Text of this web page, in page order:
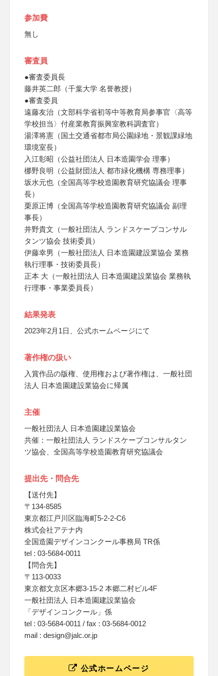
参加費
無し
審査員
●審査委員長
藤井英二郎（千葉大学 名誉教授）
●審査委員
遠藤友治（文部科学省初等中等教育局参事官〈高等
学校担当〉付産業教育振興室教科調査官）
湯澤将憲（国土交通省都市局公園緑地・景観課緑地
環境室長）
入江彰昭（公益社団法人 日本造園学会 理事）
梛野良明（公益財団法人 都市緑化機構 専務理事）
坂水元也（全国高等学校造園教育研究協議会 理事
長）
栗原正博（全国高等学校造園教育研究協議会 副理
事長）
井野貴文（一般社団法人 ランドスケープコンサル
タンツ協会 技術委員）
伊藤幸男（一般社団法人 日本造園建設業協会 業務
執行理事・技術委員長）
正本 大（一般社団法人 日本造園建設業協会 業務執
行理事・事業委員長）
結果発表
2023年2月1日、公式ホームページにて
著作権の扱い
入賞作品の版権、使用権および著作権は、一般社団
法人 日本造園建設業協会に帰属
主催
一般社団法人 日本造園建設業協会
共催：一般社団法人 ランドスケープコンサルタン
ツ協会、全国高等学校造園教育研究協議会
提出先・問合先
【送付先】
〒134-8585
東京都江戸川区臨海町5-2-2-C6
株式会社アテナ内
全国造園デザインコンクール事務局 TR係
tel : 03-5684-0011
【問合先】
〒113-0033
東京都文京区本郷3-15-2 本郷二村ビル4F
一般社団法人 日本造園建設業協会
「デザインコンクール」係
tel : 03-5684-0011 / fax : 03-5684-0012
mail : design@jalc.or.jp
公式ホームページ